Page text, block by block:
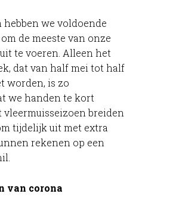
we voldoende
de meeste van onze
te voeren. Alleen het
dat van half mei tot half
worden, is zo
we handen te kort
vleermuisseizoen breiden
tijdelijk uit met extra
rekenen op een
van corona